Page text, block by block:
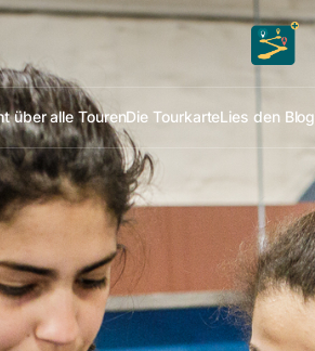
über alle TourenDie TourkarteLies den Blog